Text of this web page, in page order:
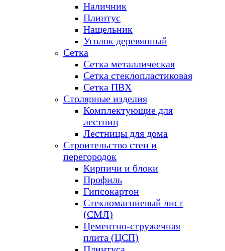
Наличник
Плинтус
Нащельник
Уголок деревянный
Сетка
Сетка металлическая
Сетка стеклопластиковая
Сетка ПВХ
Столярные изделия
Комплектующие для
лестниц
Лестницы для дома
Строительство стен и
перегородок
Кирпичи и блоки
Профиль
Гипсокартон
Стекломагниевый лист
(СМЛ)
Цементно-стружечная
плита (ЦСП)